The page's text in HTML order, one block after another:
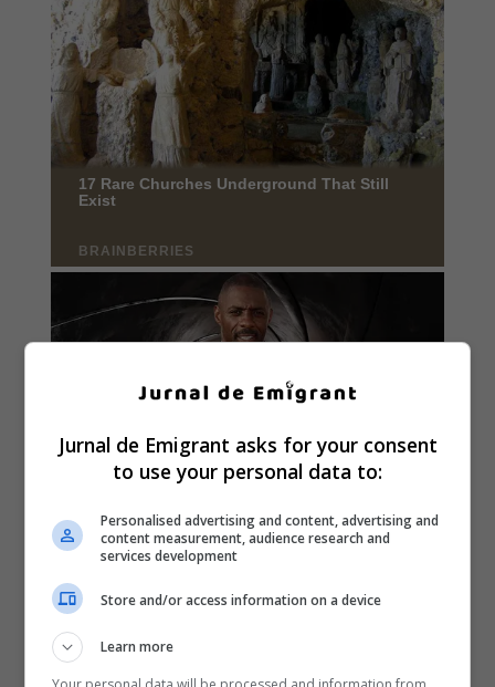
Jurnal de Emigrant asks for your consent
to use your personal data to:
Personalised advertising and content, advertising and
content measurement, audience research and
services development
Store and/or access information on a device
Learn more